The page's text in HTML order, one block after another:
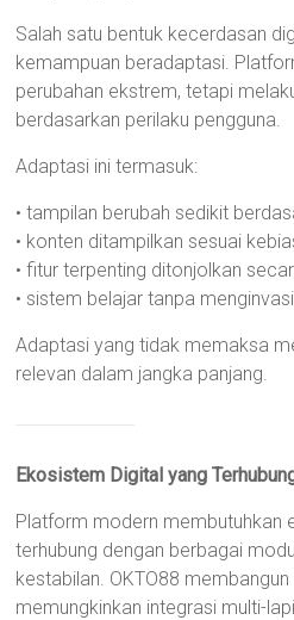
Salah satu bentuk kecerdasan
kemampuan beradaptasi.
perubahan ekstrem, tetapi
berdasarkan perilaku pengguna.
Adaptasi ini termasuk:
• tampilan berubah sedikit
• konten ditampilkan sesuai
• fitur terpenting ditonjolkan
• sistem belajar tanpa
Adaptasi yang tidak memaksa
relevan dalam jangka panjang.
Ekosistem Digital yang
Platform modern membutuhkan
terhubung dengan berbagai
kestabilan. OKTO88
memungkinkan integrasi multi-